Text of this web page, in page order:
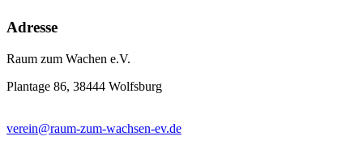
Adresse
Raum zum Wachen e.V.
Plantage 86, 38444 Wolfsburg
verein@raum-zum-wachsen-ev.de